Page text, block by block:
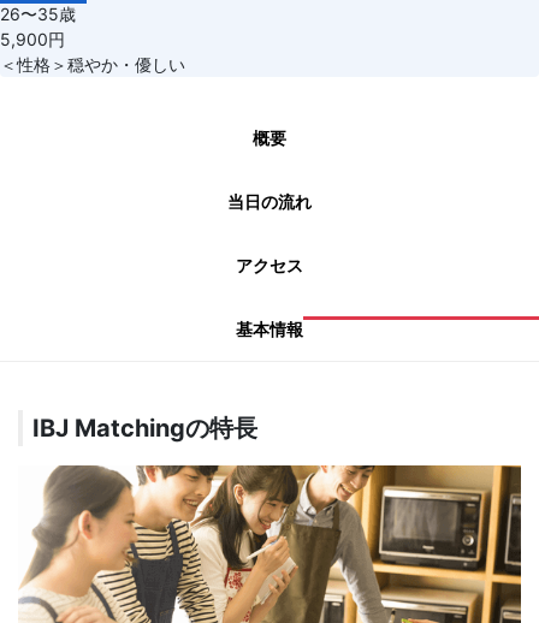
26〜35歳
5,900円
＜性格＞穏やか・優しい
概要
当日の流れ
アクセス
基本情報
IBJ Matchingの特長